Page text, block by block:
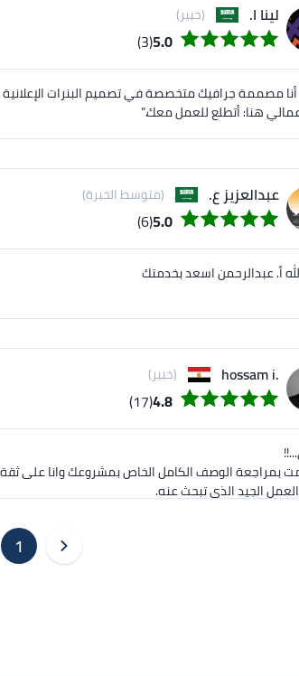
لينا ا. (خبير)
5.0
(3)
أنا مصممة جرافيك متخصصة في تصميم البنرات
هنا: أتطلع للعمل معك.”
عبدالعزيز ع. (متوسط الخبرة)
5.0
(6)
أ. عبدالرحمن اسعد بخدمتك
.hossam i (خبير)
4.8
(17)
1